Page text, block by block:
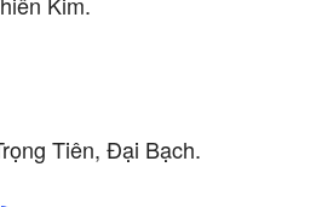
Tiên, Đại Bạch.